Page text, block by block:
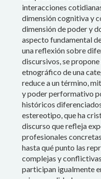
©
Faculty is a
by
by
This
"Policing
cities"
interacciones
dimensión cognitiva y
dimensión de poder y
aspecto fundamental
una reflexión sobre
discursivos, se
etnográfico de una
reduce a un término,
y poder performativo
históricos
estereotipo, que ha
discurso que refleja
profesionales
hasta qué punto las
complejas y
participan igualmente